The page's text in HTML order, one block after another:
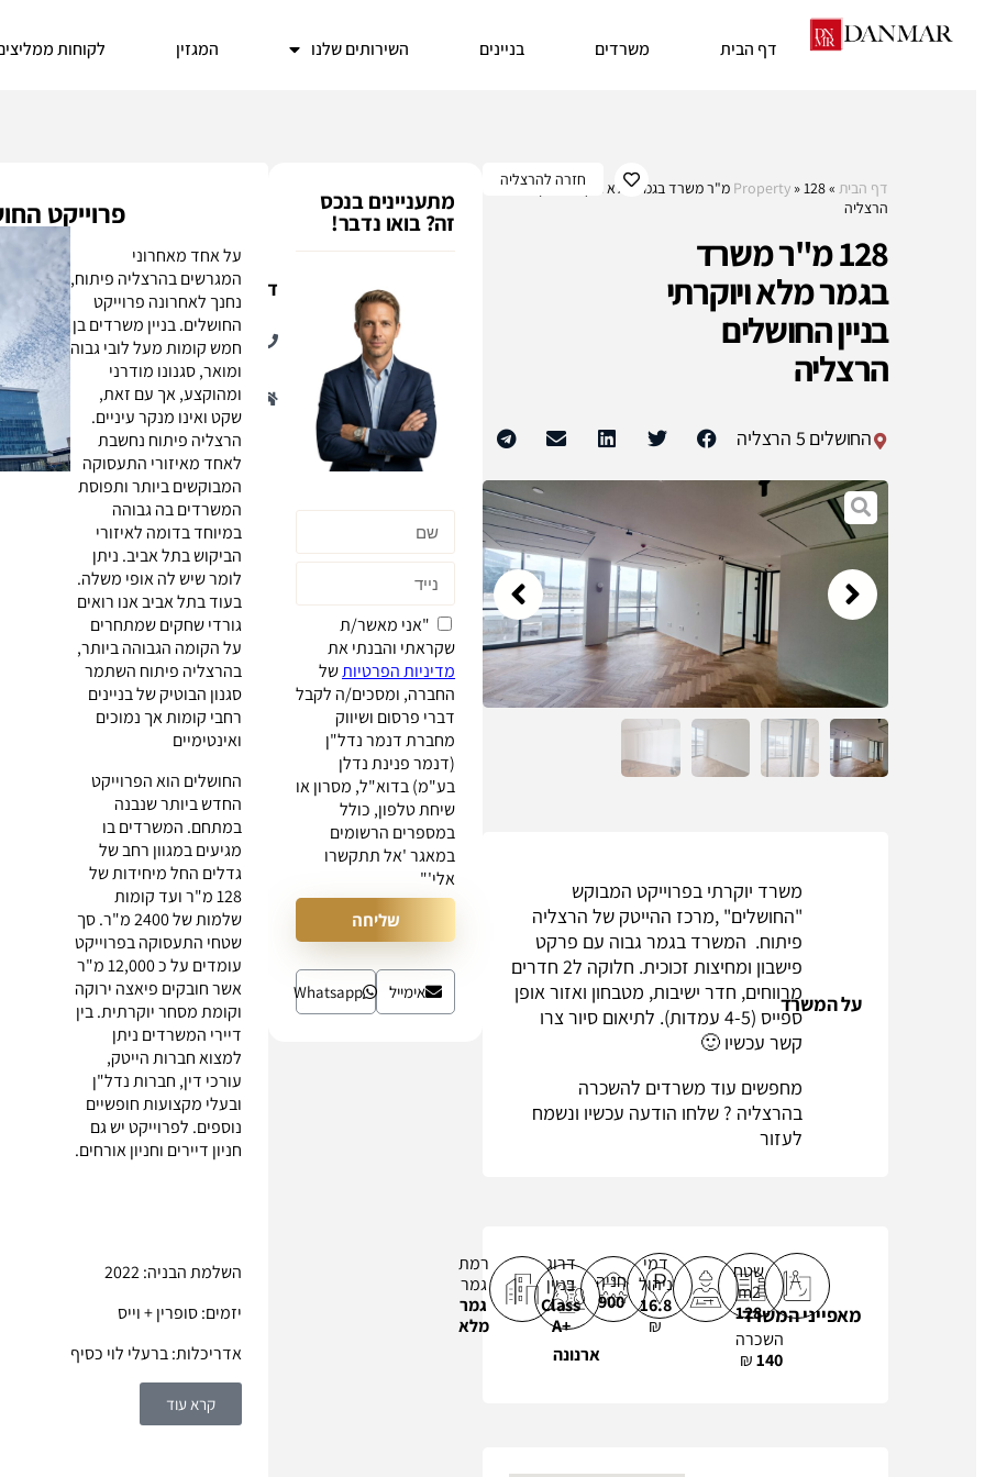
דף הבית משרדים בניינים השירותים שלנו המגזין לקוחות
דף הבית »
Property »
128 מ"ר משרד בגמר מלא ויוקרתי בניין החושלים
הרצליה
הרצליה
128 מ"ר משרד
בגמר מלא ויוקרתי
בניין החושלים
הרצליה
החושלים 5 הרצליה
על המשרד
משרד יוקרתי בפרוייקט המבוקש
"החושלים" ,מרכז ההייטק של הרצליה
פיתוח. המשרד בגמר גבוה עם פרקט
פישבון ומחיצות זכוכית. חלוקה ל2 חדרים
מרווחים, חדר ישיבות, מטבחון ואזור אופן
ספייס (4-5 עמדות). לתיאום סיור צרו
קשר עכשיו 🙂
מחפשים עוד משרדים להשכרה
בהרצליה ? שלחו הודעה עכשיו ונשמח
לעזור
מאפייני המשרד
שטח
m2
128
השכרה
140
₪
דמי
ניהול
16.8
₪
חניה
900
דרוג
בניין
Class
A+
ארנונה
אם אתם בית תוכנה ייתכן וישנה הנחה..
דברו איתנו
רמת
גמר
גמר
מלא
מתעניינים בנכס
זה? בואו נדבר!
דן
053-
827-
9688
הנכסים
שלי:0
"אני מאשר/ת
שקראתי והבנתי את
מדיניות הפרטיותשל
החברה, ומסכים/ה לקבל
דברי פרסום ושיווק
מחברת דנמר נדל"ן
(דנמר פנינת נדלן
בע"מ) בדוא"ל, מסרון או
שיחת טלפון, כולל
במספרים הרשומים
במאגר 'אל תתקשרו
אלי'"
שליחה
אימייל Whatsapp
פרוייקט החושלים 5-
על אחד מאחרוני
המגרשים בהרצליה פיתוח,
נחנך לאחרונה פרוייקט
החושלים. בניין משרדים בן
חמש קומות מעל לובי גבוה
ומואר, סגנונו מודרני
ומהוקצע, אך עם זאת,
שקט ואינו מנקר עיניים.
הרצליה פיתוח נחשבת
לאחד מאיזורי התעסוקה
המבוקשים ביותר ותפוסת
המשרדים בה גבוהה
במיוחד בדומה לאיזורי
הביקוש בתל אביב. ניתן
לומר שיש לה אופי משלה.
בעוד בתל אביב אנו רואים
גורדי שחקים שמתחרים
על הקומה הגבוהה ביותר,
בהרצליה פיתוח השתמר
סגנון הבוטיק של בניינים
רחבי קומות אך נמוכים
ואינטימיים
החושלים הוא הפרוייקט
החדש ביותר שנבנה
במתחם. המשרדים בו
מגיעים במגוון רחב של
גדלים החל מיחידות של
128 מ"ר ועד קומות
שלמות של 2400 מ"ר. סך
שטחי התעסוקה בפרוייקט
עומדים על כ 12,000 מ"ר
אשר חובקים פיאצה ירוקה
וקומת מסחר יוקרתית. בין
דיירי המשרדים ניתן
למצוא חברות הייטק,
עורכי דין, חברות נדל"ן
ובעלי מקצועות חופשיים
נוספים. לפרוייקט יש גם
חניון דיירים וחניון אורחים.
השלמת הבניה: 2022
יזמים: סופרין + וייס
אדריכלות: ברעלי לוי כסיף
קרא עוד